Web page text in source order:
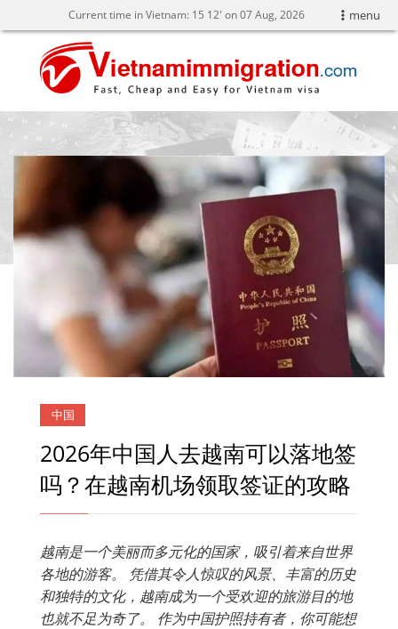
menu
Current time in Vietnam: 15 12' on 07 Aug, 2026
中国
2026年中国人去越南可以落地签
吗？在越南机场领取签证的攻略
越南是一个美丽而多元化的国家，吸引着来自世界
各地的游客。 凭借其令人惊叹的风景、丰富的历史
和独特的文化，越南成为一个受欢迎的旅游目的地
也就不足为奇了。 作为中国护照持有者，你可能想